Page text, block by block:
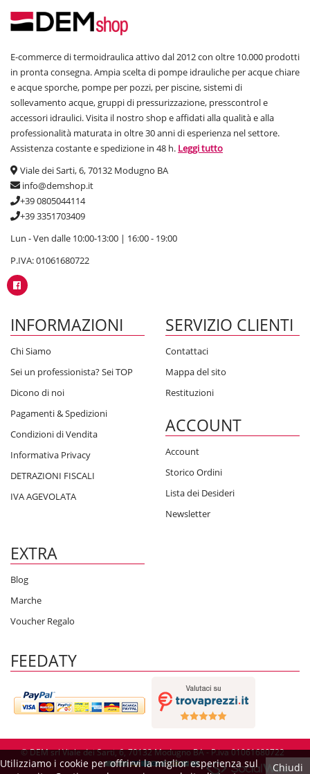
E-commerce di termoidraulica attivo dal 2012 con oltre 10.000 prodotti
in pronta consegna. Ampia scelta di pompe idrauliche per acque chiare
e acque sporche, pompe per pozzi, per piscine, sistemi di
sollevamento acque, gruppi di pressurizzazione, presscontrol e
accessori idraulici. Visita il nostro shop e affidati alla qualità e alla
professionalità maturata in oltre 30 anni di esperienza nel settore.
Assistenza costante e spedizione in 48 h. Leggi tutto
Viale dei Sarti, 6, 70132 Modugno BA
info@demshop.it
+39 0805044114
+39 3351703409
Lun - Ven dalle 10:00-13:00 | 16:00 - 19:00
P.IVA: 01061680722
INFORMAZIONI
Chi Siamo
Sei un professionista? Sei TOP
Dicono di noi
Pagamenti & Spedizioni
Condizioni di Vendita
Informativa Privacy
DETRAZIONI FISCALI
IVA AGEVOLATA
SERVIZIO CLIENTI
Contattaci
Mappa del sito
Restituzioni
ACCOUNT
Account
Storico Ordini
Lista dei Desideri
Newsletter
EXTRA
Blog
Marche
Voucher Regalo
FEEDATY
© DEM srl Viale dei Sarti, 6, 70132 Modugno BA - P.iva 01061680722
Chiudi
Utilizziamo i cookie per offrirvi la miglior esperienza sul